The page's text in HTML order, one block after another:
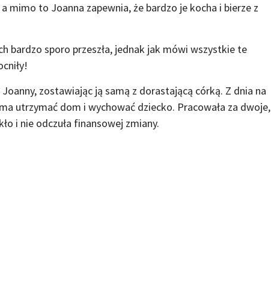
mimo to Joanna zapewnia, że bardzo je kocha i bierze z
bardzo sporo przeszła, jednak jak mówi wszystkie te
zostawiając ją samą z dorastającą córką. Z dnia na
utrzymać dom i wychować dziecko. Pracowała za dwoje,
i nie odczuła finansowej zmiany.